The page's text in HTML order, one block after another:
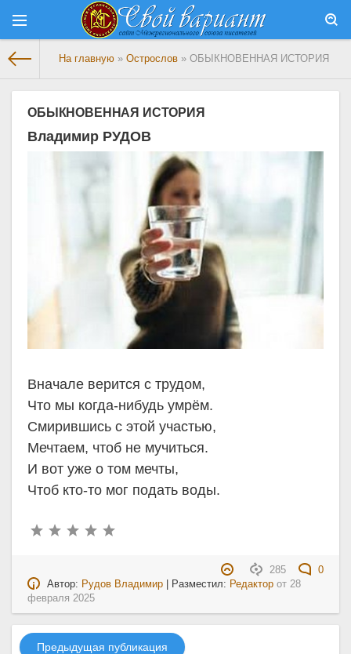
На главную » Острослов » ОБЫКНОВЕННАЯ ИСТОРИЯ
ОБЫКНОВЕННАЯ ИСТОРИЯ
Владимир РУДОВ
Вначале верится с трудом,
Что мы когда-нибудь умрём.
Смирившись с этой участью,
Мечтаем, чтоб не мучиться.
И вот уже о том мечты,
Чтоб кто-то мог подать воды.
285
0
Автор: Рудов Владимир | Разместил: Редактор от 28
февраля 2025
Предыдущая публикация